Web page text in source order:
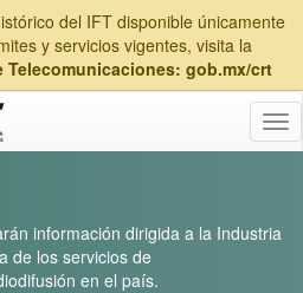
del IFT disponible únicamente
y servicios vigentes, visita la
Telecomunicaciones: gob.mx/crt
información dirigida a la Industria
de los servicios de
en el país.